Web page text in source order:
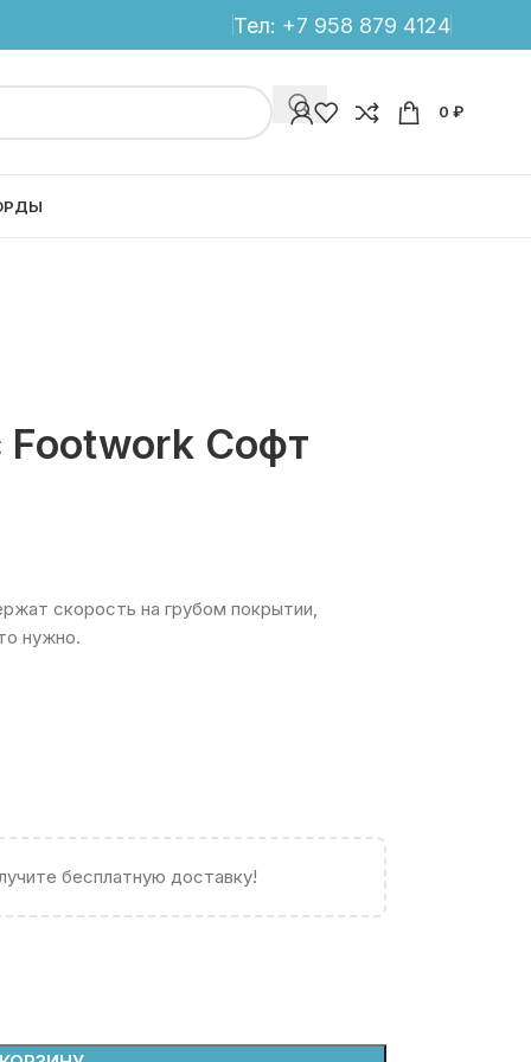
Тел: +7 958 879 4124
0 ₽
Footwork Софт
скорость на грубом покрытии,
нужно.
бесплатную доставку!